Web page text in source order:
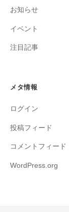
お知らせ
イベント
注目記事
メタ情報
ログイン
投稿フィード
コメントフィード
WordPress.org